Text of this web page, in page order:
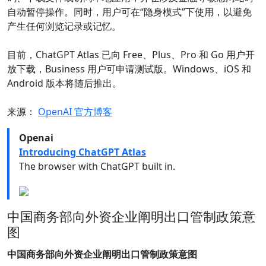
自动暂停操作。同时，用户可在“隐身模式”下使用，以避免
产生任何浏览记录或记忆。
目前，ChatGPT Atlas 已向 Free、Plus、Pro 和 Go 用户开
放下载，Business 用户可申请测试版。Windows、iOS 和
Android 版本将随后推出。
来源： OpenAI 官方博客
Openai
Introducing ChatGPT Atlas
The browser with ChatGPT built in.
中国商务部向外资企业阐明出口管制政策意
图
中国商务部向外资企业阐明出口管制政策意图